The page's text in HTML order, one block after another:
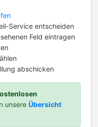
Service entscheiden
Feld eintragen
abschicken
unsere Übersicht